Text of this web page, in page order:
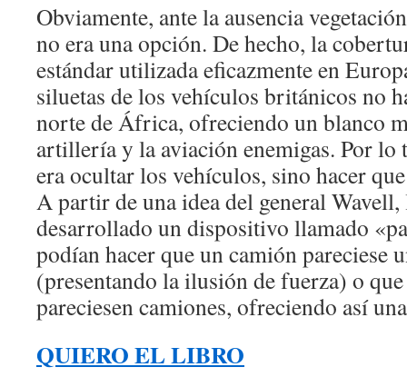
Obviamente, ante la ausencia
no era una opción. De hecho, la
estándar utilizada eficazmente en
siluetas de los vehículos británicos no
norte de África, ofreciendo un blanco
artillería y la aviación enemigas. Por lo
era ocultar los vehículos, sino hacer
A partir de una idea del general
desarrollado un dispositivo llamado
podían hacer que un camión pareciese
(presentando la ilusión de fuerza) o
pareciesen camiones, ofreciendo así
QUIERO EL LIBRO